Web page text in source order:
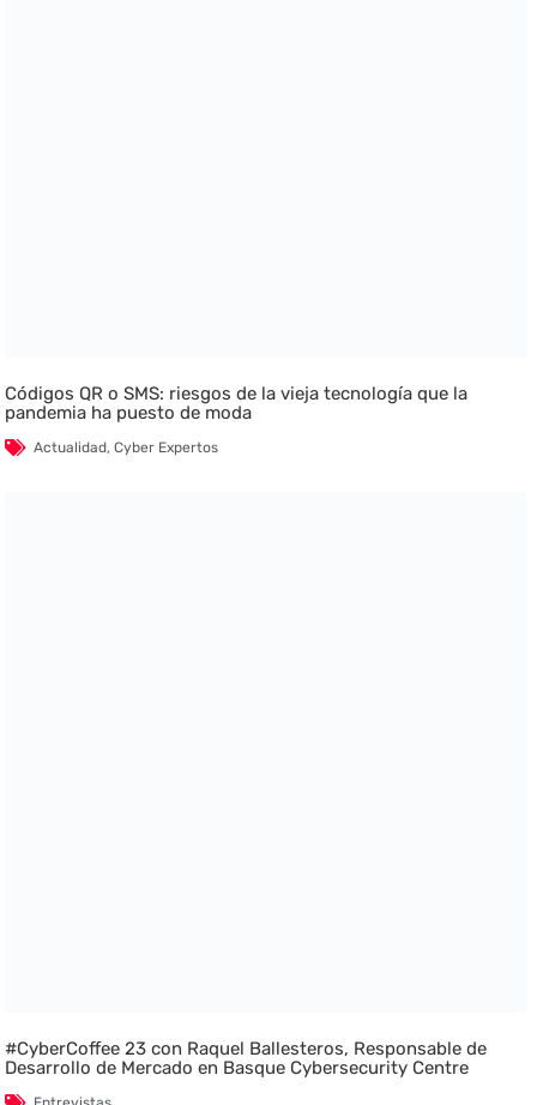
Códigos QR o SMS: riesgos de la vieja tecnología que la
pandemia ha puesto de moda
Actualidad,Cyber Expertos
#CyberCoffee 23 con Raquel Ballesteros, Responsable de
Desarrollo de Mercado en Basque Cybersecurity Centre